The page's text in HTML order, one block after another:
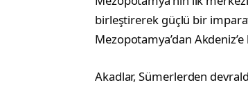
birleştirerek güçlü bir
Mezopotamya’dan
Akadlar, Sümerlerden